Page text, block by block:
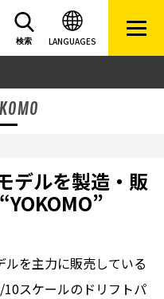
LANGUAGES
検索
デルを製造・販
を主力に販売している
スケールのドリフトパ